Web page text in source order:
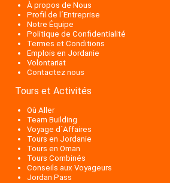
À propos de Nous
Profil de l´Entreprise
Notre Équipe
Politique de Confidentialité
Termes et Conditions
Emplois en Jordanie
Volontariat
Contactez nous
Tours et Activités
Où Aller
Team Building
Voyage d´Affaires
Tours en Jordanie
Tours en Oman
Tours Combinés
Conseils aux Voyageurs
Jordan Pass